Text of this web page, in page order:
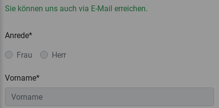
Sie können uns auch via E-Mail erreichen.
Anrede*
Frau Herr
Vorname*